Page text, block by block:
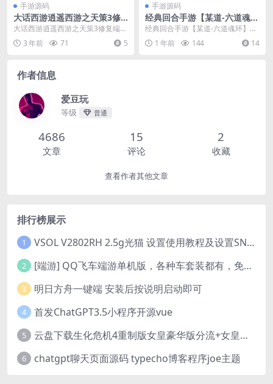
手游源码
大话西游逍遥西游之天策3修
复端_经典大话回合动作手游_L
inux服务端
大话西游逍遥西游之天策3修复端_
经典大话回合动作手游_Linux服务
端_视频架设...
3 年前 71 5
手游源码
经典回合手游【某道-六道魂
环】最新整理Win手工服务端
+安卓+充值后台+详细搭建教
程
经典回合手游【某道-六道魂环】最
新整理Win手工服务端+安卓+充值
后台+详细搭建...
1 年前 144 14
作者信息
爱豆玩
等级 普通
4686
文章
15
评论
2
收藏
查看作者其他文章
排行榜展示
1 VSOL V2802RH 2.5g光猫 设置使用教程及设置SN教程-附带稳定固件使用手册等
2 [端游] QQ飞车端游单机版，各种车套装都有，免虚拟机
3 明日方舟一键端 安装后按说明启动即可
4 首发ChatGPT3.5小程序开源vue
5 云盘下载生化危机4重制版女皇豪华版分流+女皇学习补丁+修改器 解压即玩【阿里云盘】
6 chatgpt聊天页面源码 typecho博客程序joe主题